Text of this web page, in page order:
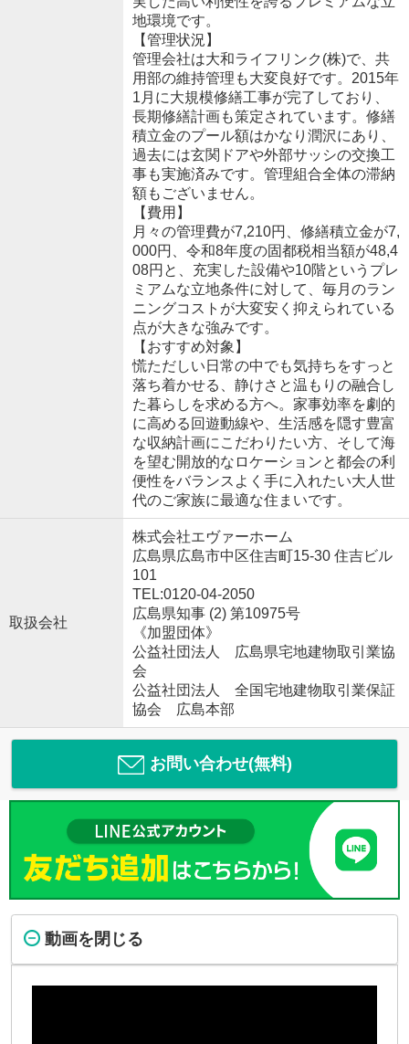
地環境です。
【管理状況】
管理会社は大和ライフリンク(株)で、共
用部の維持管理も大変良好です。2015年
1月に大規模修繕工事が完了しており、
長期修繕計画も策定されています。修繕
積立金のプール額はかなり潤沢にあり、
過去には玄関ドアや外部サッシの交換工
事も実施済みです。管理組合全体の滞納
額もございません。
【費用】
月々の管理費が7,210円、修繕積立金が7,
000円、令和8年度の固都税相当額が48,4
08円と、充実した設備や10階というプレ
ミアムな立地条件に対して、毎月のラン
ニングコストが大変安く抑えられている
点が大きな強みです。
【おすすめ対象】
慌ただしい日常の中でも気持ちをすっと
落ち着かせる、静けさと温もりの融合し
た暮らしを求める方へ。家事効率を劇的
に高める回遊動線や、生活感を隠す豊富
な収納計画にこだわりたい方、そして海
を望む開放的なロケーションと都会の利
便性をバランスよく手に入れたい大人世
代のご家族に最適な住まいです。
取扱会社
株式会社エヴァーホーム
広島県広島市中区住吉町15-30 住吉ビル
101
TEL:0120-04-2050
広島県知事 (2) 第10975号
《加盟団体》
公益社団法人 広島県宅地建物取引業協
会
公益社団法人 全国宅地建物取引業保証
協会 広島本部
お問い合わせ(無料)
動画を閉じる